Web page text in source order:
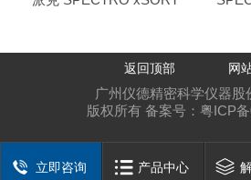
返回顶部 网
广州仪德精密科学仪器股
版权所有 备案号： 粤ICP
立即咨询 产品中心